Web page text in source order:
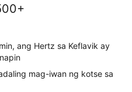
ang Hertz sa Keflavik ay
mag-iwan ng kotse sa